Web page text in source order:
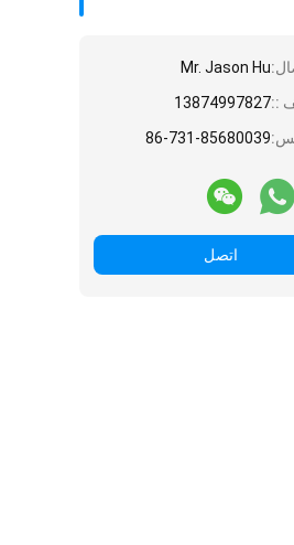
Mr. Jason Hu
::
13874997827
86-731-85680039
اتصل